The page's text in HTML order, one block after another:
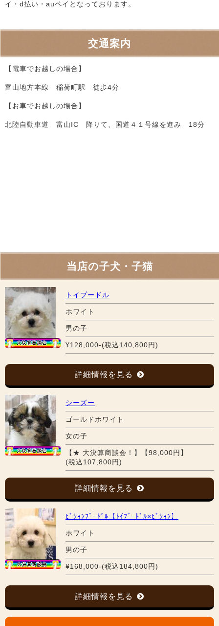
イ・d払い・auペイとなっております。
交通案内
【電車でお越しの場合】
富山地方本線 稲荷町駅 徒歩4分
【お車でお越しの場合】
北陸自動車道 富山IC 降りて、国道４１号線を進み 18分
当店の子犬・子猫
トイプードル
ホワイト
男の子
¥128,000-(税込140,800円)
詳細情報を見る
シーズー
ゴールドホワイト
女の子
【★ 大決算商談会！】【98,000円】
(税込107,800円)
詳細情報を見る
ﾋﾞｼｮﾝﾌﾟｰﾄﾞﾙ【ﾄｲﾌﾟｰﾄﾞﾙ×ﾋﾞｼｮﾝ】
ホワイト
男の子
¥168,000-(税込184,800円)
詳細情報を見る